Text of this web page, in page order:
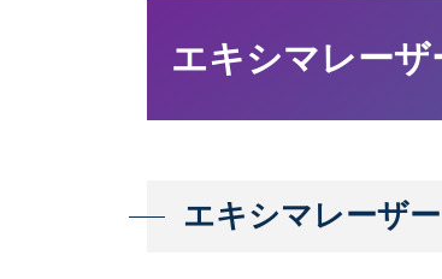
エキシマレーザ
エキシマレーザ